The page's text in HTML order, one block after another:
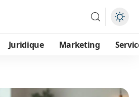
Juridique Marketing